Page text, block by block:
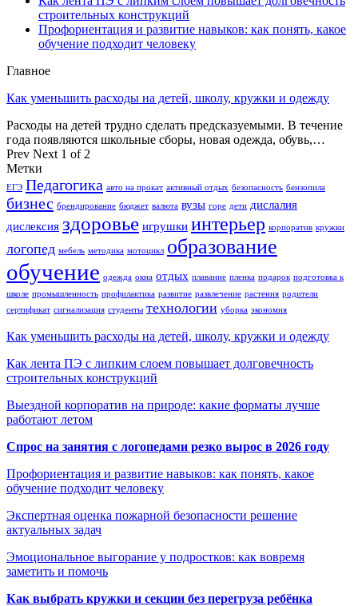
строительных конструкций
Профориентация и развитие навыков: как понять, какое
обучение подходит человеку
Главное
Как уменьшить расходы на детей, школу, кружки и одежду
Расходы на детей трудно сделать предсказуемыми. В течение
года появляются школьные сборы, новая одежда, обувь,…
Prev Next 1 of 2
Метки
ЕГЭ Педагогика авто на прокат активный отдых безопасность бензопила
бизнес брендирование бюджет валюта вузы горе дети дислалия
дислексия здоровье игрушки интерьер корпоратив кружки
логопед мебель методика мотоцикл образование
обучение одежда окна отдых плавание пленка подарок подготовка к
школе промышленность профилактика развитие развлечение растения родители
сертификат сигнализация студенты технологии уборка экономия
Как уменьшить расходы на детей, школу, кружки и одежду
Как лента ПЭ с липким слоем повышает долговечность
строительных конструкций
Выездной корпоратив на природе: какие форматы лучше
работают летом
Спрос на занятия с логопедами резко вырос в 2026 году
Профориентация и развитие навыков: как понять, какое
обучение подходит человеку
Экспертная оценка пожарной безопасности решение
актуальных задач
Эмоциональное выгорание у подростков: как вовремя
заметить и помочь
Как выбрать кружки и секции без перегруза ребёнка